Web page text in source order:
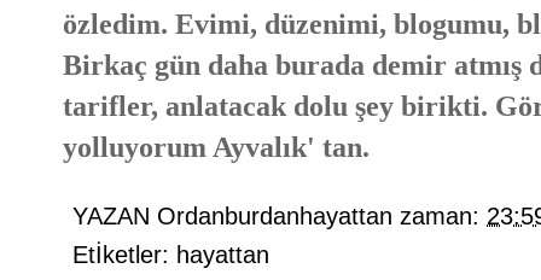
özledim. Evimi, düzenimi, blogumu,
Birkaç gün daha burada demir atmış
tarifler, anlatacak dolu şey birikti.
yolluyorum Ayvalık' tan.
YAZAN Ordanburdanhayattan zaman:
Etİketler: hayattan